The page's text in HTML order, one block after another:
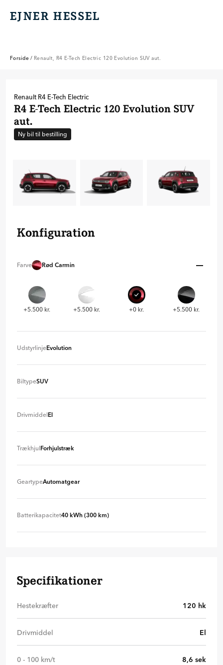
EJNER HESSEL
EJNER HESSEL
Forside / Renault, R4 E-Tech Electric 120 Evolution SUV aut.
Renault R4 E-Tech Electric
R4 E-Tech Electric 120 Evolution SUV
aut.
Ny bil til bestilling
Konfiguration
Farve Rød Carmin
+5.500 kr. +5.500 kr. +0 kr. +5.500 kr.
UdstyrlinjeEvolution
BiltypeSUV
DrivmiddelEl
TrækhjulForhjulstræk
GeartypeAutomatgear
Batterikapacitet40 kWh (300 km)
Specifikationer
Hestekræfter 120 hk
Drivmiddel El
0 - 100 km/t 8,6 sek